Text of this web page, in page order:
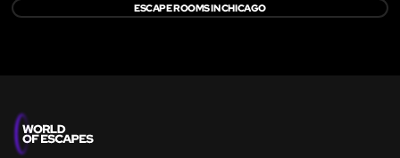
ESCAPE ROOMS IN CHICAGO